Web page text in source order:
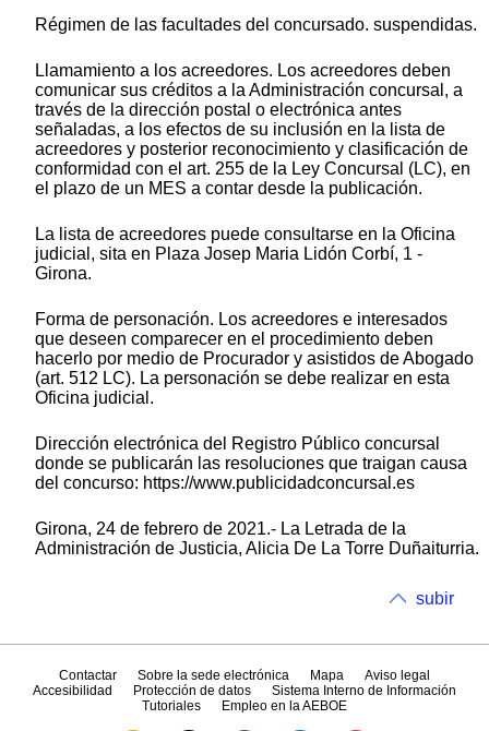
Régimen de las facultades del concursado. suspendidas.
Llamamiento a los acreedores. Los acreedores deben
comunicar sus créditos a la Administración concursal, a
través de la dirección postal o electrónica antes
señaladas, a los efectos de su inclusión en la lista de
acreedores y posterior reconocimiento y clasificación de
conformidad con el art. 255 de la Ley Concursal (LC), en
el plazo de un MES a contar desde la publicación.
La lista de acreedores puede consultarse en la Oficina
judicial, sita en Plaza Josep Maria Lidón Corbí, 1 -
Girona.
Forma de personación. Los acreedores e interesados
que deseen comparecer en el procedimiento deben
hacerlo por medio de Procurador y asistidos de Abogado
(art. 512 LC). La personación se debe realizar en esta
Oficina judicial.
Dirección electrónica del Registro Público concursal
donde se publicarán las resoluciones que traigan causa
del concurso: https://www.publicidadconcursal.es
Girona, 24 de febrero de 2021.- La Letrada de la
Administración de Justicia, Alicia De La Torre Duñaiturria.
subir
Contactar Sobre la sede electrónica Mapa
Aviso legal
Accesibilidad
Protección de datos
Sistema Interno de Información
Tutoriales
Empleo en la AEBOE